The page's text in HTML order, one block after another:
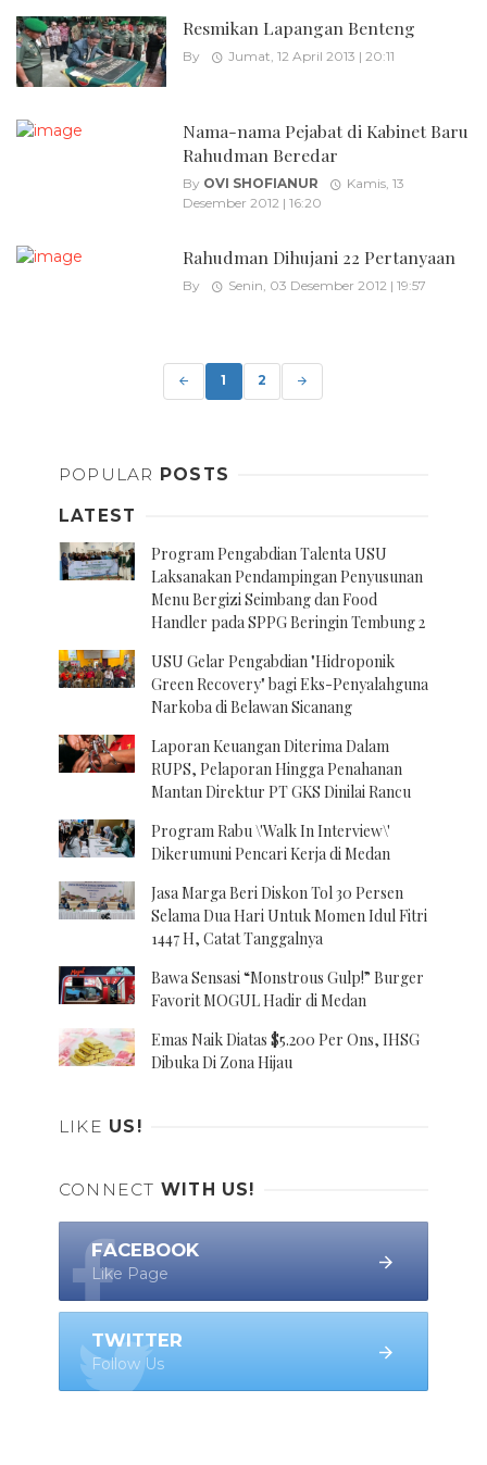
Resmikan Lapangan Benteng
By Jumat, 12 April 2013 | 20:11
Nama-nama Pejabat di Kabinet Baru
Rahudman Beredar
By OVI SHOFIANUR
Kamis, 13
Desember 2012 | 16:20
Rahudman Dihujani 22 Pertanyaan
By Senin, 03 Desember 2012 | 19:57
1 2
POPULAR POSTS
LATEST
Program Pengabdian Talenta USU
Laksanakan Pendampingan Penyusunan
Menu Bergizi Seimbang dan Food
Handler pada SPPG Beringin Tembung 2
USU Gelar Pengabdian "Hidroponik
Green Recovery" bagi Eks-Penyalahguna
Narkoba di Belawan Sicanang
Laporan Keuangan Diterima Dalam
RUPS, Pelaporan Hingga Penahanan
Mantan Direktur PT GKS Dinilai Rancu
Program Rabu \'Walk In Interview\'
Dikerumuni Pencari Kerja di Medan
Jasa Marga Beri Diskon Tol 30 Persen
Selama Dua Hari Untuk Momen Idul Fitri
1447 H, Catat Tanggalnya
Bawa Sensasi “Monstrous Gulp!” Burger
Favorit MOGUL Hadir di Medan
Emas Naik Diatas $5.200 Per Ons, IHSG
Dibuka Di Zona Hijau
LIKE US!
CONNECT WITH US!
FACEBOOK
Like Page
TWITTER
Follow Us